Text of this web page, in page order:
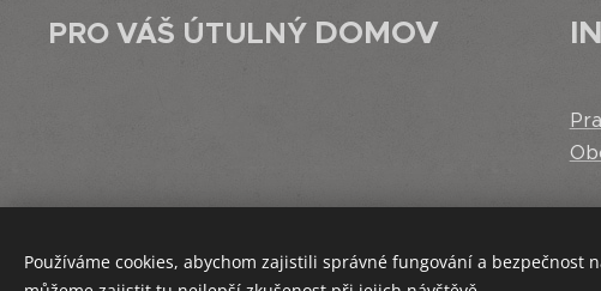
PRO VÁŠ ÚTULNÝ DOMOV
Používáme cookies, abychom zajistili správné fungování a bezpečnost